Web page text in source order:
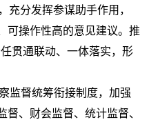
充分发挥参谋助手作用，
可操作性高的意见建议。推
贯通联动、一体落实，形
监督统筹衔接制度，加强
、财会监督、统计监督、